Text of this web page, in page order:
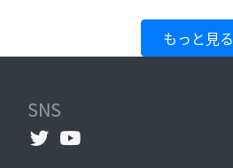
もっと見る
SNS